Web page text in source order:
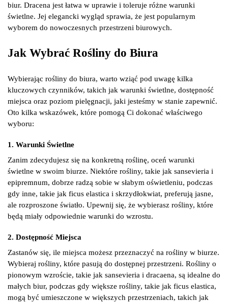
biur. Dracena jest łatwa w uprawie i toleruje różne warunki
świetlne. Jej elegancki wygląd sprawia, że jest popularnym
wyborem do nowoczesnych przestrzeni biurowych.
Jak Wybrać Rośliny do Biura
Wybierając rośliny do biura, warto wziąć pod uwagę kilka
kluczowych czynników, takich jak warunki świetlne, dostępność
miejsca oraz poziom pielęgnacji, jaki jesteśmy w stanie zapewnić.
Oto kilka wskazówek, które pomogą Ci dokonać właściwego
wyboru:
1. Warunki Świetlne
Zanim zdecydujesz się na konkretną roślinę, oceń warunki
świetlne w swoim biurze. Niektóre rośliny, takie jak sansevieria i
epipremnum, dobrze radzą sobie w słabym oświetleniu, podczas
gdy inne, takie jak ficus elastica i skrzydłokwiat, preferują jasne,
ale rozproszone światło. Upewnij się, że wybierasz rośliny, które
będą miały odpowiednie warunki do wzrostu.
2. Dostępność Miejsca
Zastanów się, ile miejsca możesz przeznaczyć na rośliny w biurze.
Wybieraj rośliny, które pasują do dostępnej przestrzeni. Rośliny o
pionowym wzroście, takie jak sansevieria i dracaena, są idealne do
małych biur, podczas gdy większe rośliny, takie jak ficus elastica,
mogą być umieszczone w większych przestrzeniach, takich jak